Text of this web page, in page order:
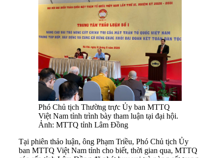
Phó Chủ tịch Thường trực Ủy ban MTTQ
Việt Nam tỉnh trình bày tham luận tại đại hội.
Ảnh: MTTQ tỉnh Lâm Đồng
Tại phiên thảo luận, ông Phạm Triều, Phó Chủ tịch Ủy
ban MTTQ Việt Nam tỉnh cho biết, thời gian qua, MTTQ